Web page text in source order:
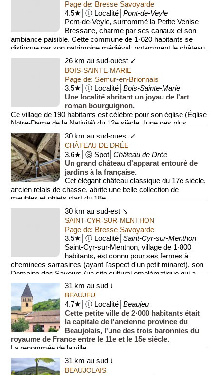
Page de: Bresse Savoyarde
4.5★│Ⓛ Localité│Pont-de-Veyle
Pont-de-Veyle, surnommé la Petite Venise
Bressane, charme par ses canaux et son
ambiance paisible. Cette commune de 1·620 habitants se
distingue par son patrimoine médiéval, notamment le château
du...
26 km au sud-ouest ↙
BOIS-SAINTE-MARIE
Page de: Semur-en-Brionnais
3.5★│Ⓛ Localité│Bois-Sainte-Marie
Une localité abritant un joyau de l'art
roman bourguignon.
Ce village de 190 habitants est célèbre pour son église (Église
Notre-Dame de la Nativité) du 12e siècle, l'une des plus
importantes de la...30 km au sud-ouest ↙
CHÂTEAU DE DRÉE
3.6★│Ⓢ Spot│Château de Drée
Un grand château d'apparat entouré de
jardins à la française.
Cet élégant château classique du 17e siècle,
ancien relais de chasse, abrite une belle collection de
meubles et objets d'art du 18e ...
30 km au sud-est ↘
SAINT-CYR-SUR-MENTHON
Page de: Bresse Savoyarde
3.5★│Ⓛ Localité│Saint-Cyr-sur-Menthon
Saint-Cyr-sur-Menthon, village de 1·800
habitants, est connu pour ses fermes à
cheminées sarrasines (ayant l'aspect d'un petit minaret), son
Domaine des Saveurs (un site culturel emblématique qui a...
31 km au sud ↓
BEAUJEU
4.7★│Ⓛ Localité│Beaujeu
Cette petite ville de 2·000 habitants était
la capitale de l'ancienne province du
Beaujolais, l'une des trois baronnies du
royaume de France entre le 11e et le 15e siècle.
La renommée de la ville...
31 km au sud ↓
BEAUJOLAIS